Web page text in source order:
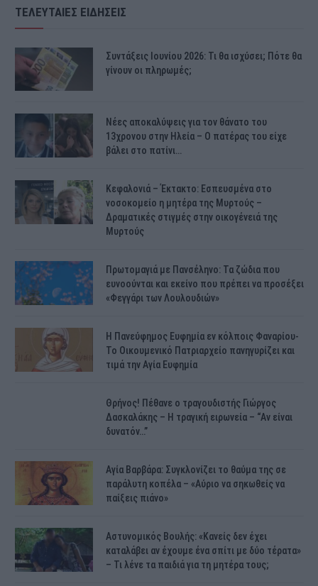
ΤΕΛΕΥΤΑΙΕΣ ΕΙΔΗΣΕΙΣ
Συντάξεις Ιουνίου 2026: Τι θα ισχύσει; Πότε θα
γίνουν οι πληρωμές;
Νέες αποκαλύψεις για τον θάνατο του
13χρονου στην Ηλεία – Ο πατέρας του είχε
βάλει στο πατίνι…
Κεφαλονιά – Έκτακτο: Εσπευσμένα στο
νοσοκομείο η μητέρα της Μυρτούς –
Δραματικές στιγμές στην οικογένειά της
Μυρτούς
Πρωτομαγιά με Πανσέληνο: Τα ζώδια που
ευνοούνται και εκείνο που πρέπει να προσέξει
«Φεγγάρι των Λουλουδιών»
H Πανεύφημος Ευφημία εν κόλποις Φαναρίου-
Το Οικουμενικό Πατριαρχείο πανηγυρίζει και
τιμά την Αγία Ευφημία
Θρήνος! Πέθανε ο τραγουδιστής Γιώργος
Δασκαλάκης – Η τραγική ειρωνεία – “Αν είναι
δυνατόν…”
Αγία Βαρβάρα: Συγκλονίζει το θαύμα της σε
παράλυτη κοπέλα – «Αύριο να σηκωθείς να
παίξεις πιάνο»
Αστυνομικός Bουλής: «Κανείς δεν έχει
καταλάβει αν έχουμε ένα σπίτι με δύο τέρατα»
– Τι λένε τα παιδιά για τη μητέρα τους;